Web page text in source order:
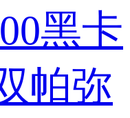
黑卡
帕弥